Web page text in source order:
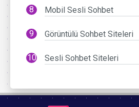
Mobil Sesli Sohbet
Görüntülü Sohbet Siteleri
Sesli Sohbet Siteleri